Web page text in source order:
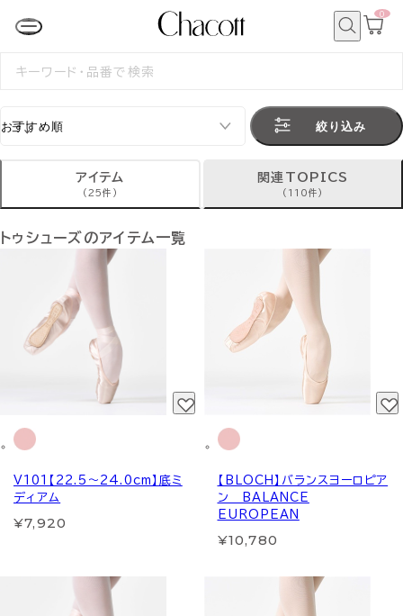
カ
0
検
絞り込み
アイテム
(25件)
関連TOPICS
(110件)
トゥシューズのアイテム一覧
V101【22.5～24.0cm】底ミ
ディアム
¥7,920
【BLOCH】バランスヨーロピア
ン BALANCE
EUROPEAN
¥10,780